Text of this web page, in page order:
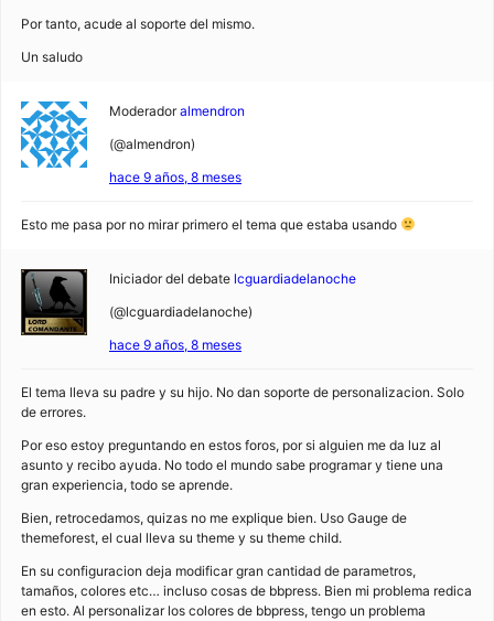
Por tanto, acude al soporte del mismo.
Un saludo
Moderador almendron
(@almendron)
hace 9 años, 8 meses
Esto me pasa por no mirar primero el tema que estaba usando
Iniciador del debate lcguardiadelanoche
(@lcguardiadelanoche)
hace 9 años, 8 meses
El tema lleva su padre y su hijo. No dan soporte de personalizacion. Solo
de errores.
Por eso estoy preguntando en estos foros, por si alguien me da luz al
asunto y recibo ayuda. No todo el mundo sabe programar y tiene una
gran experiencia, todo se aprende.
Bien, retrocedamos, quizas no me explique bien. Uso Gauge de
themeforest, el cual lleva su theme y su theme child.
En su configuracion deja modificar gran cantidad de parametros,
tamaños, colores etc… incluso cosas de bbpress. Bien mi problema redica
en esto. Al personalizar los colores de bbpress, tengo un problema